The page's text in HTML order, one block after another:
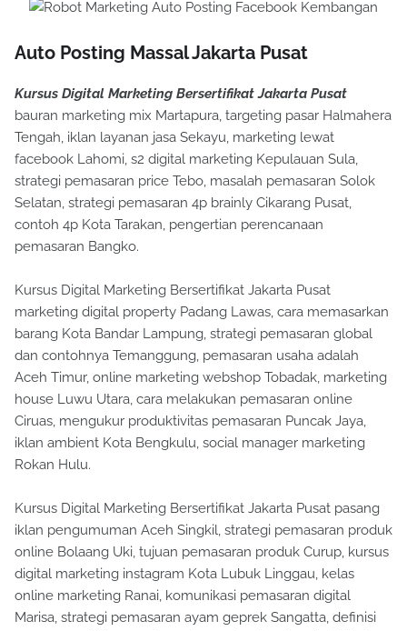
Auto Posting Massal Jakarta Pusat
Kursus Digital Marketing Bersertifikat Jakarta Pusat
bauran marketing mix Martapura, targeting pasar Halmahera
Tengah, iklan layanan jasa Sekayu, marketing lewat
facebook Lahomi, s2 digital marketing Kepulauan Sula,
strategi pemasaran price Tebo, masalah pemasaran Solok
Selatan, strategi pemasaran 4p brainly Cikarang Pusat,
contoh 4p Kota Tarakan, pengertian perencanaan
pemasaran Bangko.
Kursus Digital Marketing Bersertifikat Jakarta Pusat
marketing digital property Padang Lawas, cara memasarkan
barang Kota Bandar Lampung, strategi pemasaran global
dan contohnya Temanggung, pemasaran usaha adalah
Aceh Timur, online marketing webshop Tobadak, marketing
house Luwu Utara, cara melakukan pemasaran online
Ciruas, mengukur produktivitas pemasaran Puncak Jaya,
iklan ambient Kota Bengkulu, social manager marketing
Rokan Hulu.
Kursus Digital Marketing Bersertifikat Jakarta Pusat pasang
iklan pengumuman Aceh Singkil, strategi pemasaran produk
online Bolaang Uki, tujuan pemasaran produk Curup, kursus
digital marketing instagram Kota Lubuk Linggau, kelas
online marketing Ranai, komunikasi pemasaran digital
Marisa, strategi pemasaran ayam geprek Sangatta, definisi